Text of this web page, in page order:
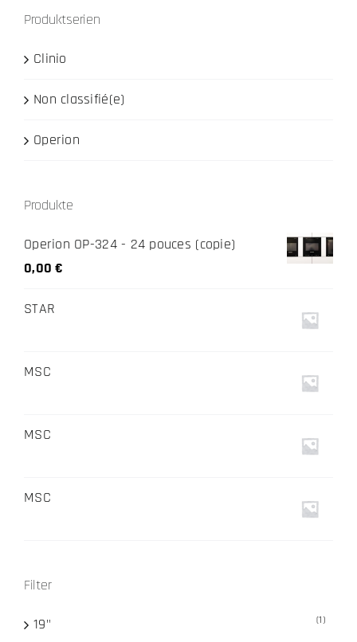
Produktserien
Clinio
Non classifié(e)
Operion
Produkte
Operion OP-324 - 24 pouces (copie)
0,00€
STAR
MSC
MSC
MSC
Filter
19" (1)